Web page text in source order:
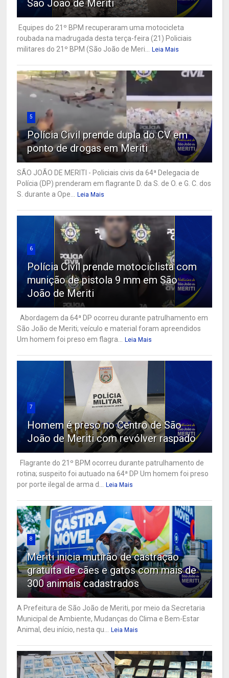
São João de Meriti
Equipes do 21º BPM recuperaram uma motocicleta
roubada na madrugada desta terça-feira (21) Policiais
militares do 21º BPM (São João de Meri... Leia Mais
5
Polícia Civil prende dupla do CV em
ponto de drogas em Meriti
SÃO JOÃO DE MERITI - Policiais civis da 64ª Delegacia de
Polícia (DP) prenderam em flagrante D. da S. de O. e G. C. dos
S. durante a Ope... Leia Mais
6
Polícia Civil prende motociclista com
munição de pistola 9 mm em São
João de Meriti
Abordagem da 64ª DP ocorreu durante patrulhamento em
São João de Meriti; veículo e material foram apreendidos
Um homem foi preso em flagra... Leia Mais
7
Homem é preso no Centro de São
João de Meriti com revólver raspado
Flagrante do 21º BPM ocorreu durante patrulhamento de
rotina; suspeito foi autuado na 64ª DP Um homem foi preso
por porte ilegal de arma d... Leia Mais
8
Meriti inicia mutirão de castração
gratuita de cães e gatos com mais de
300 animais cadastrados
A Prefeitura de São João de Meriti, por meio da Secretaria
Municipal de Ambiente, Mudanças do Clima e Bem-Estar
Animal, deu início, nesta qu... Leia Mais